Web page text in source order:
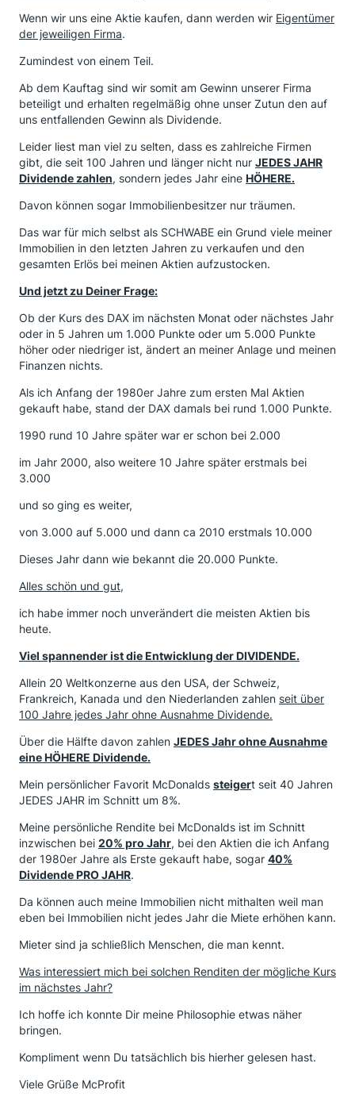
Wenn wir uns eine Aktie kaufen, dann werden wir Eigentümer
der jeweiligen Firma.
Zumindest von einem Teil.
Ab dem Kauftag sind wir somit am Gewinn unserer Firma
beteiligt und erhalten regelmäßig ohne unser Zutun den auf
uns entfallenden Gewinn als Dividende.
Leider liest man viel zu selten, dass es zahlreiche Firmen
gibt, die seit 100 Jahren und länger nicht nur JEDES JAHR
Dividende zahlen, sondern jedes Jahr eine HÖHERE.
Davon können sogar Immobilienbesitzer nur träumen.
Das war für mich selbst als SCHWABE ein Grund viele meiner
Immobilien in den letzten Jahren zu verkaufen und den
gesamten Erlös bei meinen Aktien aufzustocken.
Und jetzt zu Deiner Frage:
Ob der Kurs des DAX im nächsten Monat oder nächstes Jahr
oder in 5 Jahren um 1.000 Punkte oder um 5.000 Punkte
höher oder niedriger ist, ändert an meiner Anlage und meinen
Finanzen nichts.
Als ich Anfang der 1980er Jahre zum ersten Mal Aktien
gekauft habe, stand der DAX damals bei rund 1.000 Punkte.
1990 rund 10 Jahre später war er schon bei 2.000
im Jahr 2000, also weitere 10 Jahre später erstmals bei
3.000
und so ging es weiter,
von 3.000 auf 5.000 und dann ca 2010 erstmals 10.000
Dieses Jahr dann wie bekannt die 20.000 Punkte.
Alles schön und gut,
ich habe immer noch unverändert die meisten Aktien bis
heute.
Viel spannender ist die Entwicklung der DIVIDENDE.
Allein 20 Weltkonzerne aus den USA, der Schweiz,
Frankreich, Kanada und den Niederlanden zahlen seit über
100 Jahre jedes Jahr ohne Ausnahme Dividende.
Über die Hälfte davon zahlen JEDES Jahr ohne Ausnahme
eine HÖHERE Dividende.
Mein persönlicher Favorit McDonalds steigert seit 40 Jahren
JEDES JAHR im Schnitt um 8%.
Meine persönliche Rendite bei McDonalds ist im Schnitt
inzwischen bei 20% pro Jahr, bei den Aktien die ich Anfang
der 1980er Jahre als Erste gekauft habe, sogar 40%
Dividende PRO JAHR.
Da können auch meine Immobilien nicht mithalten weil man
eben bei Immobilien nicht jedes Jahr die Miete erhöhen kann.
Mieter sind ja schließlich Menschen, die man kennt.
Was interessiert mich bei solchen Renditen der mögliche Kurs
im nächstes Jahr?
Ich hoffe ich konnte Dir meine Philosophie etwas näher
bringen.
Kompliment wenn Du tatsächlich bis hierher gelesen hast.
Viele Grüße McProfit